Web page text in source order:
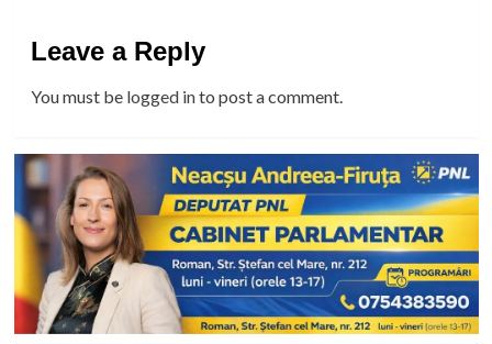
Leave a Reply
You must be logged into post a comment.